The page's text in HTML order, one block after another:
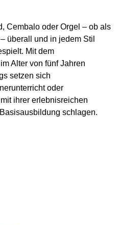
Cembalo oder Orgel – ob als
überall und in jedem Stil
Mit dem
Alter von fünf Jahren
setzen sich
oder
ihrer erlebnisreichen
schlagen.